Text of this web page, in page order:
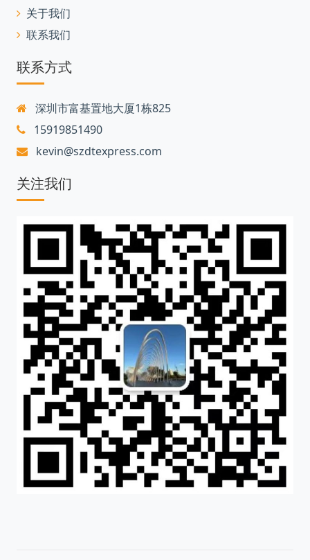
关于我们
联系我们
联系方式
深圳市富基置地大厦1栋825
15919851490
kevin@szdtexpress.com
关注我们